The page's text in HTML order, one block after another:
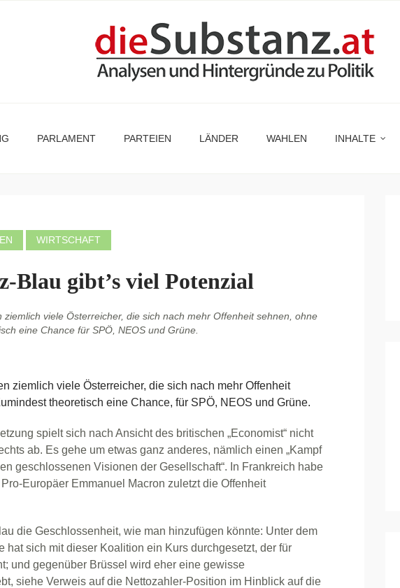
PARLAMENT PARTEIEN LÄNDER WAHLEN INHALTE
WIRTSCHAFT
Blau gibt’s viel Potenzial
ziemlich viele Österreicher, die sich nach mehr Offenheit sehnen, ohne
eine Chance für SPÖ, NEOS und Grüne.
ziemlich viele Österreicher, die sich nach mehr Offenheit
theoretisch eine Chance, für SPÖ, NEOS und Grüne.
spielt sich nach Ansicht des britischen „Economist“ nicht
ab. Es gehe um etwas ganz anderes, nämlich einen „Kampf
geschlossenen Visionen der Gesellschaft“. In Frankreich habe
Europäer Emmanuel Macron zuletzt die Offenheit
die Geschlossenheit, wie man hinzufügen könnte: Unter dem
hat sich mit dieser Koalition ein Kurs durchgesetzt, der für
und gegenüber Brüssel wird eher eine gewisse
siehe Verweis auf die Nettozahler-Position im Hinblick auf die